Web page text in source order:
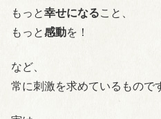
もっと幸せになること、
もっと感動を！
など、
常に刺激を求めているもので